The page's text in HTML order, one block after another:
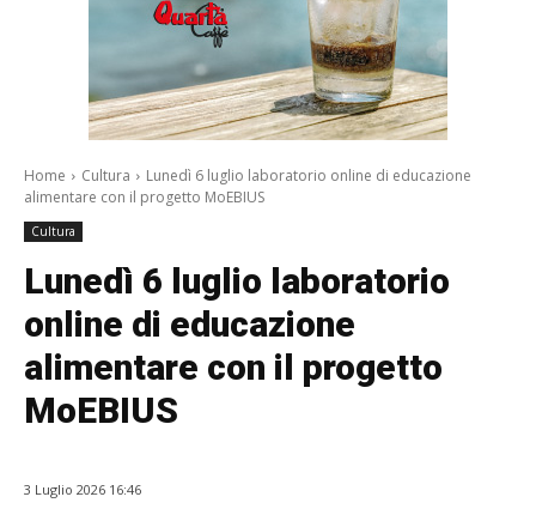
Home Cultura
Lunedì 6 luglio laboratorio online di educazione
alimentare con il progetto MoEBIUS
Cultura
Lunedì 6 luglio laboratorio
online di educazione
alimentare con il progetto
MoEBIUS
3 Luglio 2026 16:46